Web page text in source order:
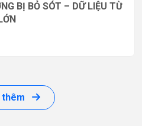
BỊ BỎ SÓT – DỮ LIỆU TỪ
thêm